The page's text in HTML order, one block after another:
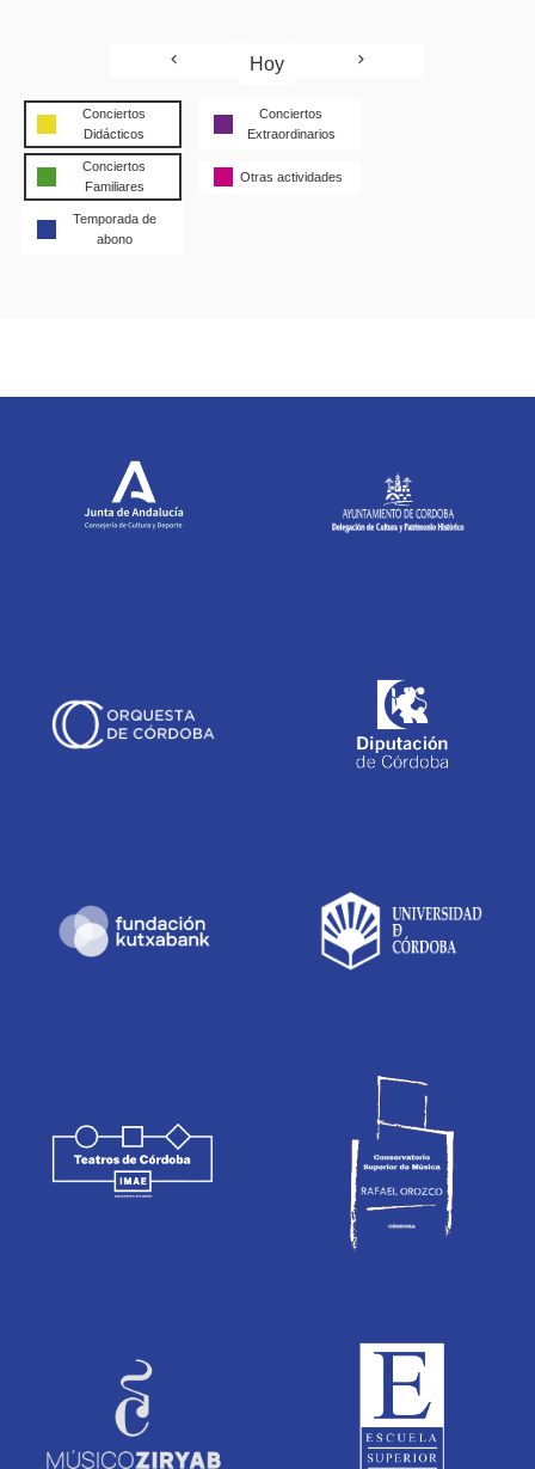
Hoy
Conciertos
Didácticos
Conciertos
Extraordinarios
Conciertos
Familiares
Otras actividades
Temporada de
abono